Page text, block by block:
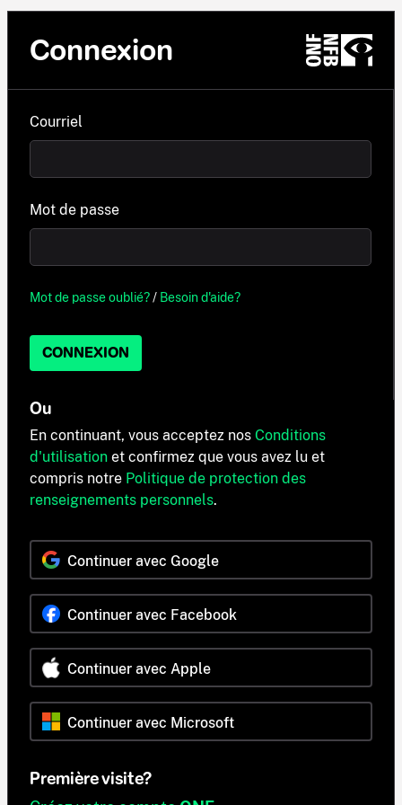
Connexion
Courriel
Mot de passe
Mot de passe oublié?/ Besoin d'aide?
CONNEXION
Ou
En continuant, vous acceptez nos Conditions
d'utilisation et confirmez que vous avez lu et
compris notre Politique de protection des
renseignements personnels.
Continuer avec Google
Continuer avec Facebook
Continuer avec Apple
Continuer avec Microsoft
Première visite?